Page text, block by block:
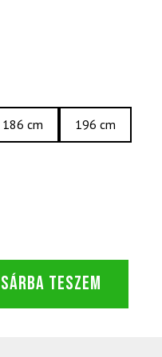
186 cm 196 cm
TESZEM